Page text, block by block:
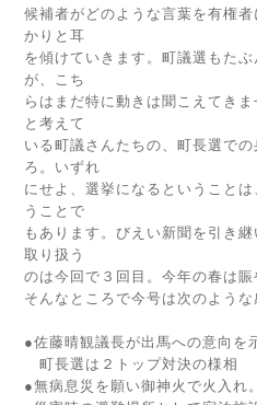
候補者がどのような言葉を有権
かりと耳
を傾けていきます。町議選もた
が、こち
らはまだ特に動きは聞こえてき
と考えて
いる町議さんたちの、町長選で
ろ。いずれ
にせよ、選挙になるということ
うことで
もあります。びえい新聞を引き
取り扱う
のは今回で３回目。今年の春は賑
そんなところで今号は次のような
●佐藤晴観議長が出馬への意向を
町長選は２トップ対決の様相
●無病息災を願い御神火で火入れ